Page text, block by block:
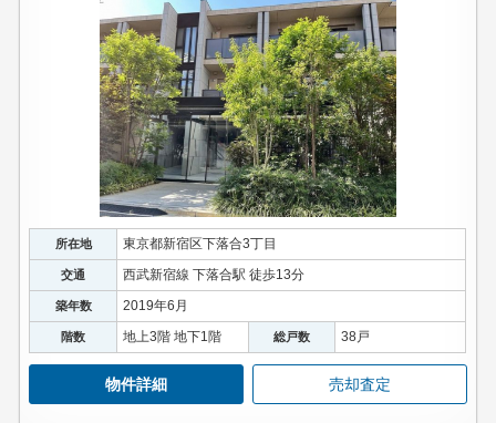
所在地 東京都新宿区下落合3丁目
交通 西武新宿線 下落合駅 徒歩13分
築年数 2019年6月
階数 地上3階 地下1階 総戸数 38戸
物件詳細 売却査定